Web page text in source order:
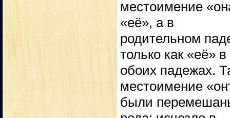
местоимение
«её», а в
родительном
только как «её» в
обоих падежах.
местоимение
были